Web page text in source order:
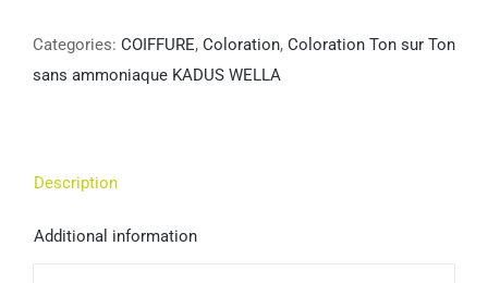
Categories: COIFFURE, Coloration, Coloration Ton sur Ton
sans ammoniaque KADUS WELLA
Description
Additional information